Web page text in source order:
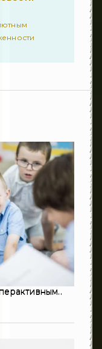
451
321
13
632
0
198